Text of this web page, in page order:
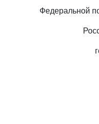
Федеральной